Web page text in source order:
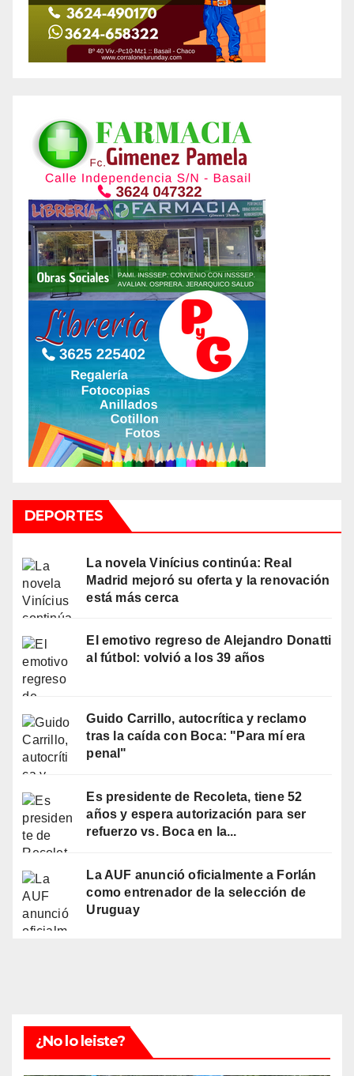
DEPORTES
La novela Vinícius continúa: Real
Madrid mejoró su oferta y la renovación
está más cerca
El emotivo regreso de Alejandro Donatti
al fútbol: volvió a los 39 años
Guido Carrillo, autocrítica y reclamo
tras la caída con Boca: "Para mí era
penal"
Es presidente de Recoleta, tiene 52
años y espera autorización para ser
refuerzo vs. Boca en la...
La AUF anunció oficialmente a Forlán
como entrenador de la selección de
Uruguay
¿No lo leiste?